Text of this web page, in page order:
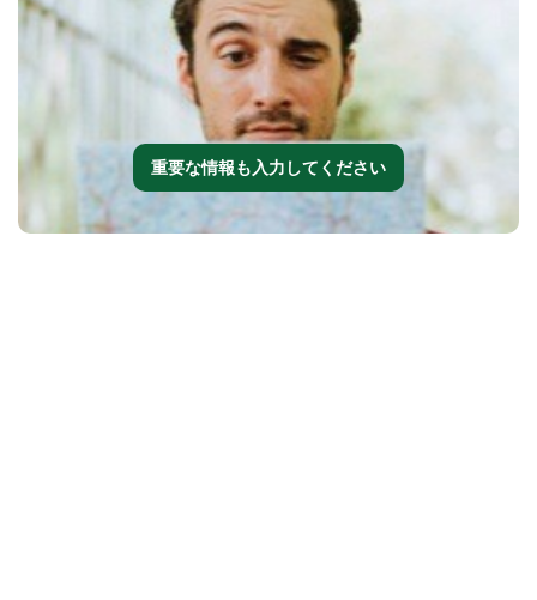
重要な情報も入力してください